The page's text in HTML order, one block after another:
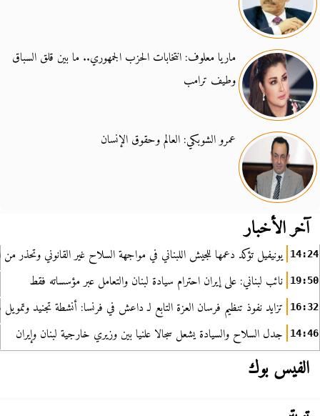
ماريا معلوف: انتخابات الحزب الجمهوري.. ما بين قلق السباق
وطيف ترامب
عمرو الشوبكي: العالم وحقوق الإنسان
آخر الأخبار
14:24 يونيفيل تؤكد دعمها للجيش اللبناني في مواجهة السلاح غير القانوني وتحذر من
19:50 نائب لبناني: على إيران احترام سيادة لبنان والتعامل عبر مؤسساته فقط
16:32 تزايد نفوذ تنظيم فرسان العزة التابع لـ داعش في فرنسا: أنشطة تجنيد
14:46 جدل السلاح والسيادة يشعل سجالا علنيا بين وزيري خارجية لبنان وإيران
الفيس بوك